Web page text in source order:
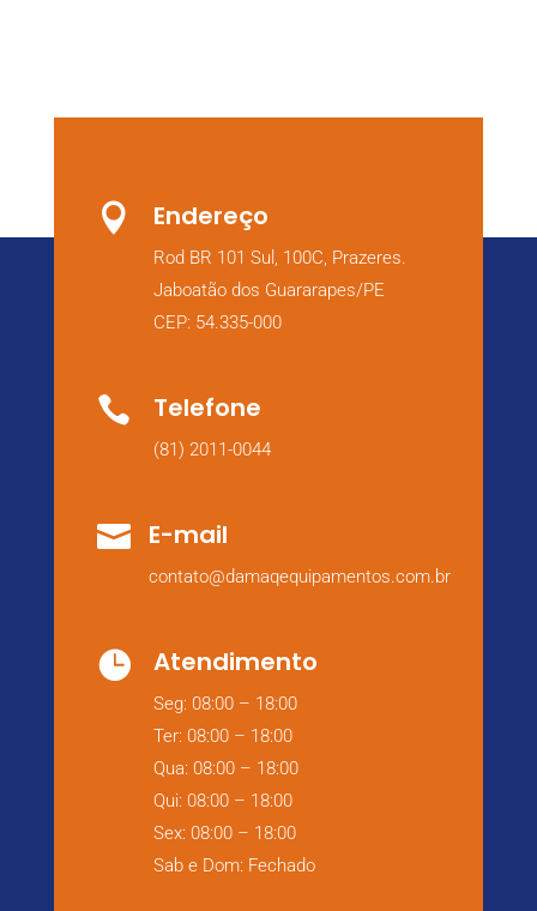
 Endereço
Rod BR 101 Sul, 100C, Prazeres.
Jaboatão dos Guararapes/PE
CEP: 54.335-000
 Telefone
(81) 2011-0044
 E-mail
contato@damaqequipamentos.com.br
 Atendimento
Seg: 08:00 – 18:00
Ter: 08:00 – 18:00
Qua: 08:00 – 18:00
Qui: 08:00 – 18:00
Sex: 08:00 – 18:00
Sab e Dom: Fechado